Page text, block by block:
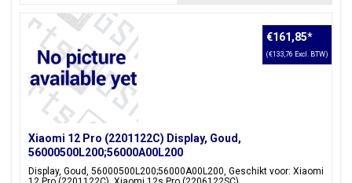
Xiaomi 12 Pro (2201122C) Display, Goud,
56000500L200;56000A00L200
Display, Goud, 56000500L200;56000A00L200, Geschikt voor: Xiaomi
€161,85*
(€133,76 Excl. BTW)